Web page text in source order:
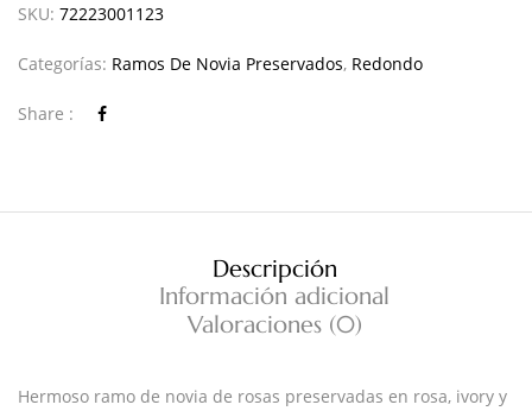
SKU: 72223001123
Categorías: Ramos De Novia Preservados, Redondo
Share :
Descripción
Información adicional
Valoraciones (0)
Hermoso ramo de novia de rosas preservadas en rosa, ivory y